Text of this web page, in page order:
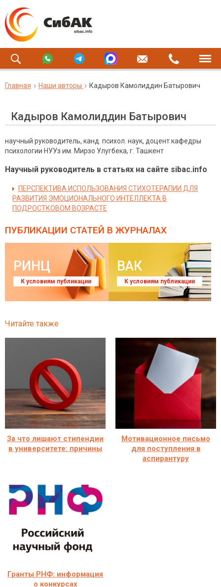
Главная Наши авторы Кадыров Камолиддин Батырович
Кадыров Камолиддин Батырович
научный руководитель, канд. психол. наук, доцент кафедры
психологии НУУз им. Мирзо Улугбека, г. Ташкент
Научный руководитель в статьях на сайте sibac.info
ПЕРСПЕКТИВА ИСПОЛЬЗОВАНИЯ СТИХОТЕРАПИИ ДЛЯ
РАЗВИТИЯ ЭМОЦИОНАЛЬНОГО ИНТЕЛЛЕКТА В
ПОДРОСТКОВОМ ВОЗРАСТЕ
ПУБЛИКАЦИИ СТАТЕЙ В ЖУРНАЛАХ
РИНЦ
К условиям публикации
ВАК
К условиям публикации
Читайте также
За что лишают стипендии
в университете: причины
Мотивационное письмо
для поступления в
аспирантуру
Гранты РНФ: информация
о конкурсах